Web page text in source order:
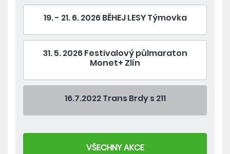
19. - 21. 6. 2026 BĚHEJ LESY Týmovka
31. 5. 2026 Festivalový půlmaraton
Monet+ Zlín
16.7.2022 Trans Brdy s 211
VŠECHNY AKCE